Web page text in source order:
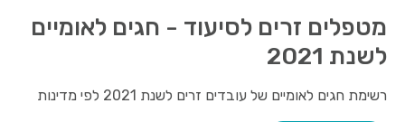
מטפלים זרים לסיעוד - חגים לאומיים
לשנת 2021
רשימת חגים לאומיים של עובדים זרים לשנת 2021 לפי מדינות